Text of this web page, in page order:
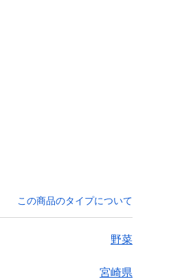
この商品のタイプについて
野菜
宮崎県